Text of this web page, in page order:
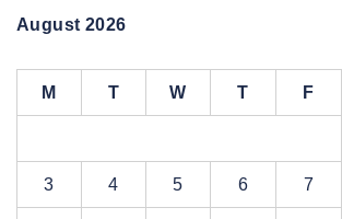
August 2026
M T W T F
3 4 5 6 7